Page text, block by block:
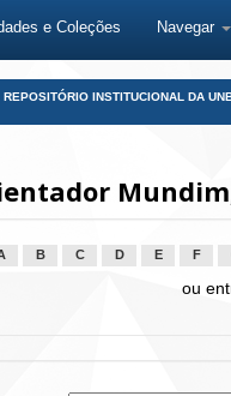
e Coleções Navegar
REPOSITÓRIO INSTITUCIONAL DA
B C D E F
ou